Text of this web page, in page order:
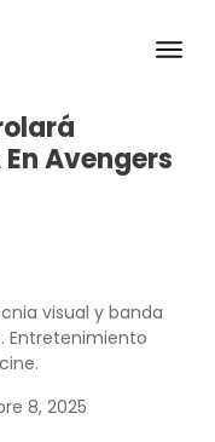
Avengers
visual y banda
Entretenimiento
8, 2025